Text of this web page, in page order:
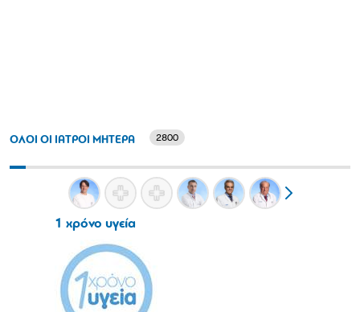
ΟΛΟΙ ΟΙ ΙΑΤΡΟΙ ΜΗΤΕΡΑ 2800
1 χρόνο υγεία